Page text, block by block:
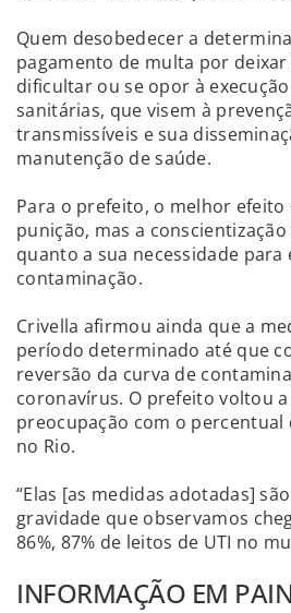
Quem desobedecer a
pagamento de multa por deixar
dificultar ou se opor à
sanitárias, que visem à
transmissíveis e sua
manutenção de saúde.
Para o prefeito, o melhor efeito
punição, mas a
quanto a sua necessidade
contaminação.
Crivella afirmou ainda que a
período determinado até que
reversão da curva de
coronavírus. O prefeito voltou
preocupação com o percentual
no Rio.
“Elas [as medidas adotadas]
gravidade que observamos
86%, 87% de leitos de UTI no
INFORMAÇÃO EM